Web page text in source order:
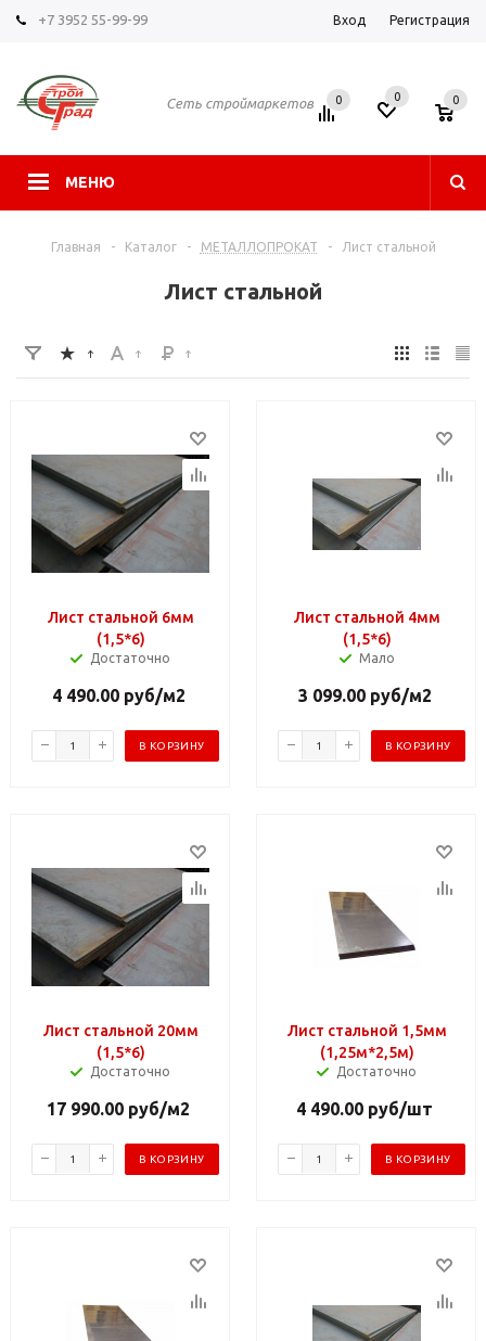
+7 3952 55-99-99 Вход Регистрация
Сеть строймаркетов
МЕНЮ
0 0 0
Главная - Каталог - МЕТАЛЛОПРОКАТ - Лист стальной
Лист стальной
Лист стальной 6мм
(1,5*6)
Достаточно
4 490.00руб/м2
В КОРЗИНУ
Лист стальной 4мм
(1,5*6)
Мало
3 099.00руб/м2
В КОРЗИНУ
Лист стальной 20мм
(1,5*6)
Достаточно
17 990.00 руб/м2
В КОРЗИНУ
Лист стальной 1,5мм
(1,25м*2,5м)
Достаточно
4 490.00 руб/шт
В КОРЗИНУ